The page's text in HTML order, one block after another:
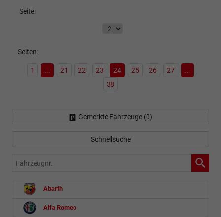
Seite:
Seiten:
1 ... 21 22 23 24 25 26 27
...
38
Gemerkte Fahrzeuge (0)
Schnellsuche
Fahrzeugnr.
Abarth
Alfa Romeo